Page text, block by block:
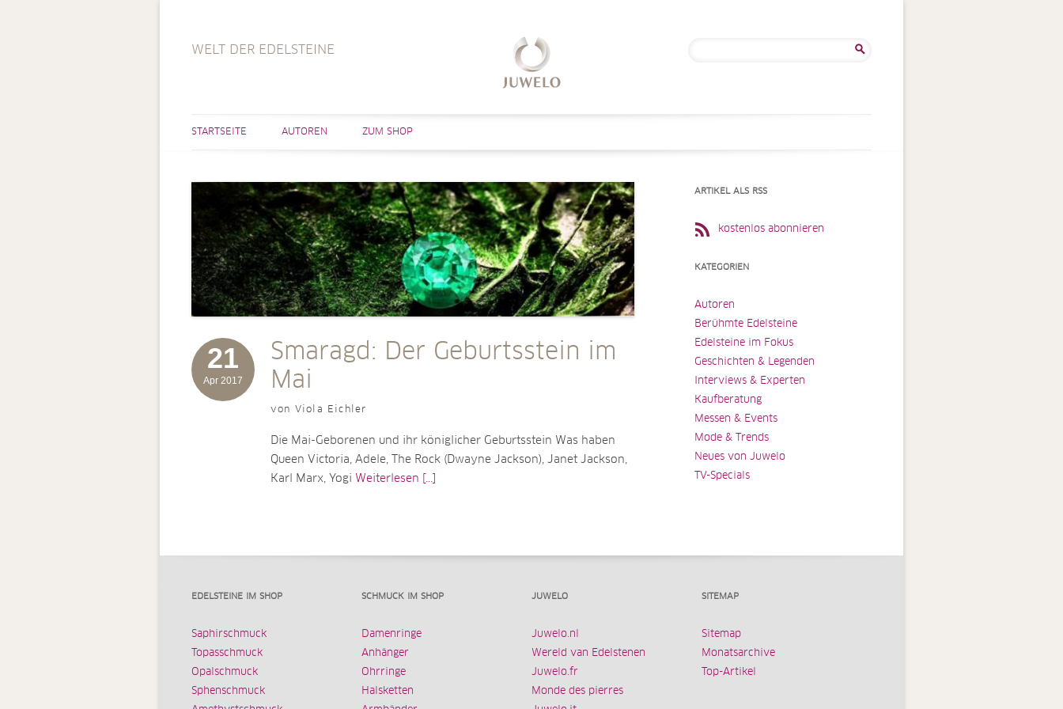
WELT DER EDELSTEINE
STARTSEITE AUTOREN ZUM SHOP
21
Apr 2017
Smaragd: Der Geburtsstein im
Mai
von Viola Eichler
Die Mai-Geborenen und ihr königlicher Geburtsstein Was haben
Queen Victoria, Adele, The Rock (Dwayne Jackson), Janet Jackson,
Karl Marx, Yogi Weiterlesen [...]
ARTIKEL ALS RSS
kostenlos abonnieren
KATEGORIEN
Autoren
Berühmte Edelsteine
Edelsteine im Fokus
Geschichten & Legenden
Interviews & Experten
Kaufberatung
Messen & Events
Mode & Trends
Neues von Juwelo
TV-Specials
EDELSTEINE IM SHOP
Saphirschmuck
Topasschmuck
Opalschmuck
Sphenschmuck
SCHMUCK IM SHOP
Damenringe
Anhänger
Ohrringe
Halsketten
JUWELO
Juwelo.nl
Wereld van Edelstenen
Juwelo.fr
Monde des pierres
SITEMAP
Sitemap
Monatsarchive
Top-Artikel